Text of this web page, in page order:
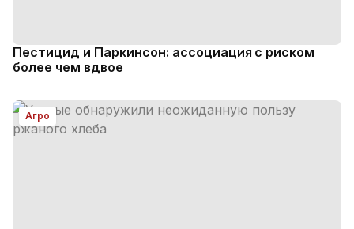
Пестицид и Паркинсон: ассоциация с риском
более чем вдвое
Агро